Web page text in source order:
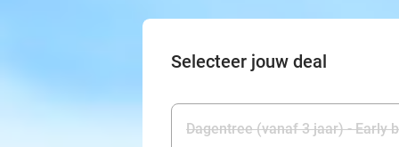
Selecteer jouw deal
Dagentree (vanaf 3 jaar) - Early